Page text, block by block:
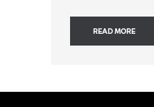
READ MORE